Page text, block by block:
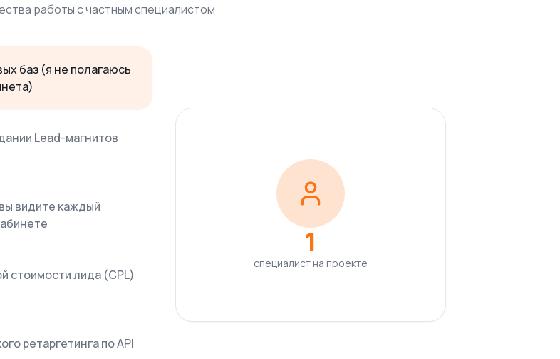
работы с частным специалистом
баз (я не полагаюсь
Lead-магнитов
видите каждый
стоимости лида (CPL)
ретаргетинга по API
1
специалист на проекте